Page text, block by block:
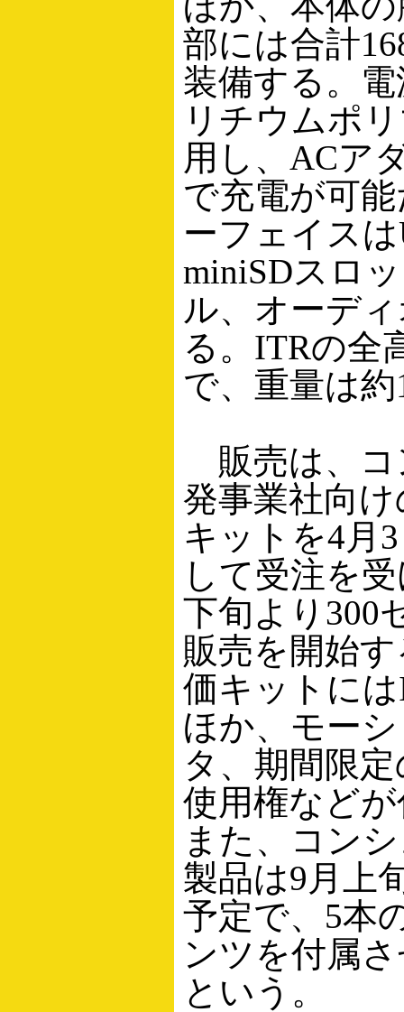
部には合計
装備する。
リチウムポ
用し、ACア
で充電が可
ーフェイス
miniSDスロ
ル、オーデ
る。ITRの全
で、重量は約
販売は、コ
発事業社向
キットを4月
して受注を
下旬より300
販売を開始
価キットに
ほか、モー
タ、期間限
使用権など
また、コン
製品は9月上
予定で、5本
ンツを付属
という。